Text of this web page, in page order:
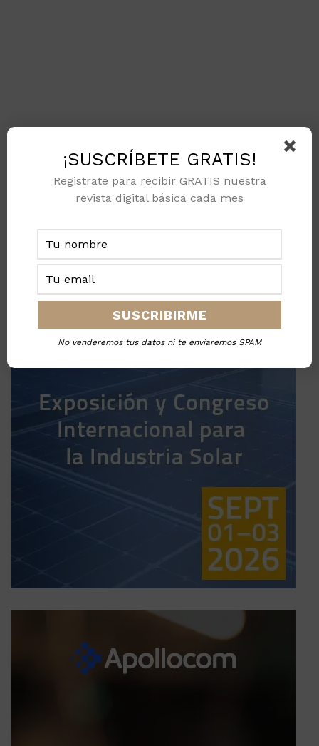
¡SUSCRÍBETE GRATIS!
Registrate para recibir GRATIS nuestra
revista digital básica cada mes
No venderemos tus datos ni te enviaremos SPAM